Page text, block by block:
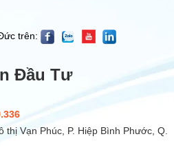
trên:
Đầu Tư
Vạn Phúc, P. Hiệp Bình Phước, Q.